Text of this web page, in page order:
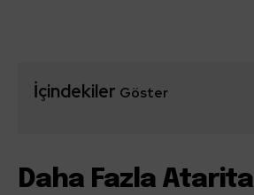
İçindekiler Göster
Daha Fazla Atarita